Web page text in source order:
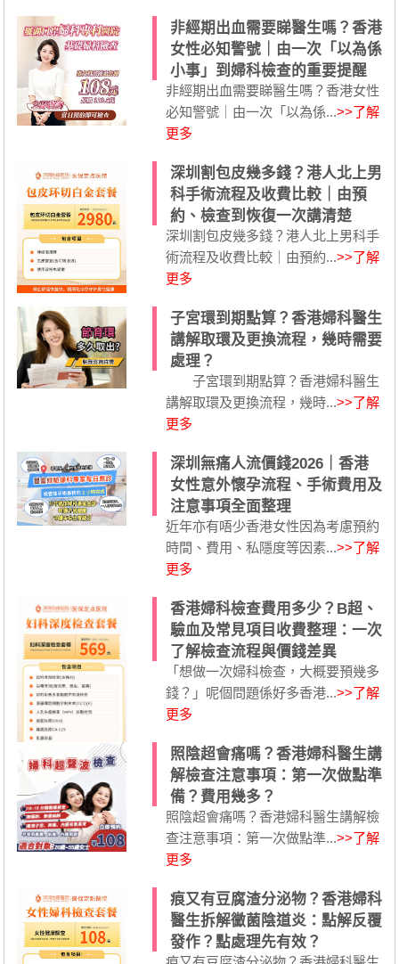
非經期出血需要睇醫生嗎？香港
女性必知警號｜由一次「以為係
小事」到婦科檢查的重要提醒
非經期出血需要睇醫生嗎？香港女性
必知警號｜由一次「以為係...>>了解
更多
深圳割包皮幾多錢？港人北上男
科手術流程及收費比較｜由預
約、檢查到恢復一次講清楚
深圳割包皮幾多錢？港人北上男科手
術流程及收費比較｜由預約...>>了解
更多
子宮環到期點算？香港婦科醫生
講解取環及更換流程，幾時需要
處理？
子宮環到期點算？香港婦科醫生
講解取環及更換流程，幾時...>>了解
更多
深圳無痛人流價錢2026｜香港
女性意外懷孕流程、手術費用及
注意事項全面整理
近年亦有唔少香港女性因為考慮預約
時間、費用、私隱度等因素...>>了解
更多
香港婦科檢查費用多少？B超、
驗血及常見項目收費整理：一次
了解檢查流程與價錢差異
「想做一次婦科檢查，大概要預幾多
錢？」呢個問題係好多香港...>>了解
更多
照陰超會痛嗎？香港婦科醫生講
解檢查注意事項：第一次做點準
備？費用幾多？
照陰超會痛嗎？香港婦科醫生講解檢
查注意事項：第一次做點準...>>了解
更多
痕又有豆腐渣分泌物？香港婦科
醫生拆解黴菌陰道炎：點解反覆
發作？點處理先有效？